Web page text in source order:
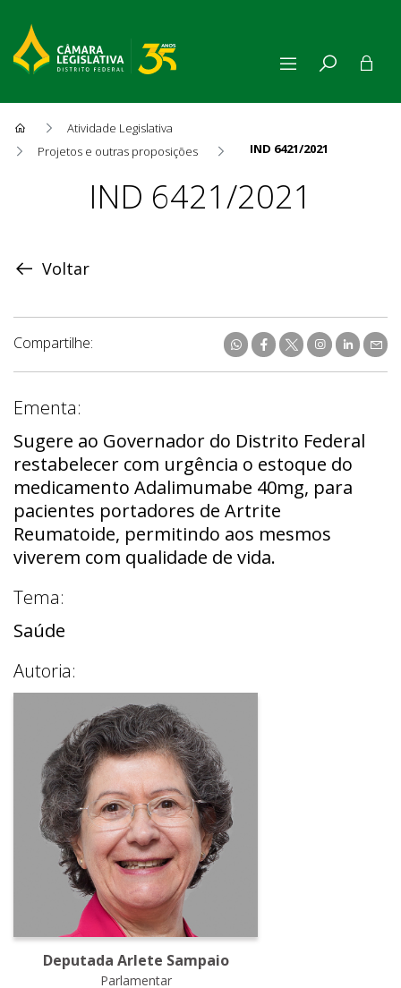
Atividade Legislativa
Projetos e outras proposições
IND 6421/2021
ProposiçãoIND 6421/2021
Voltar
Compartilhe:
Ementa:
Sugere ao Governador do Distrito Federal
restabelecer com urgência o estoque do
medicamento Adalimumabe 40mg, para
pacientes portadores de Artrite
Reumatoide, permitindo aos mesmos
viverem com qualidade de vida.
Tema:
Saúde
Autoria:
Deputada Arlete Sampaio
Parlamentar